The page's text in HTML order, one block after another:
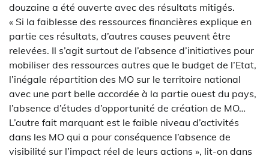
douzaine a été ouverte avec des résultats mitigés.
« Si la faiblesse des ressources financières explique en
partie ces résultats, d’autres causes peuvent être
relevées. Il s’agit surtout de l’absence d’initiatives pour
mobiliser des ressources autres que le budget de l’Etat,
l’inégale répartition des MO sur le territoire national
avec une part belle accordée à la partie ouest du pays,
l’absence d’études d’opportunité de création de MO…
L’autre fait marquant est le faible niveau d’activités
dans les MO qui a pour conséquence l’absence de
visibilité sur l’impact réel de leurs actions », lit-on dans